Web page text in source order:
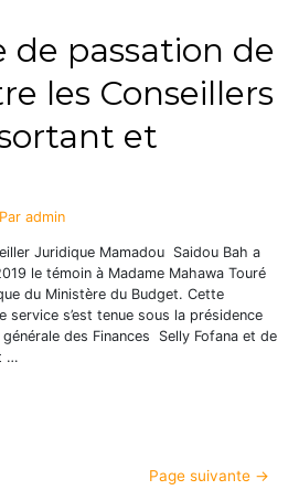
de passation de
les Conseillers
et
admin
Juridique Mamadou Saidou Bah a
le témoin à Madame Mahawa Touré
du Ministère du Budget. Cette
service s’est tenue sous la présidence
des Finances Selly Fofana et de
…
Page suivante →